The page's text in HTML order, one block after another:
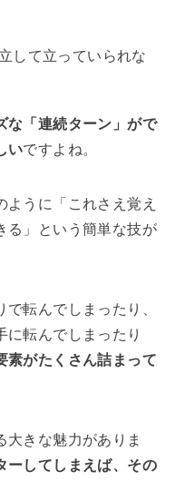
して立っていられな
な「連続ターン」がで
いですよね。
うに「これさえ覚え
る」という簡単な技が
転んでしまったり、
に転んでしまったり
素がたくさん詰まって
大きな魅力がありま
ーしてしまえば、その